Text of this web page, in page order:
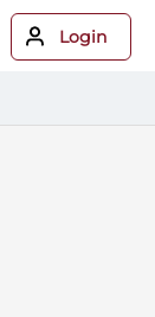
Login